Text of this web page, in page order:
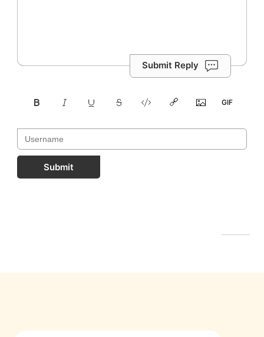
Submit Reply
Submit